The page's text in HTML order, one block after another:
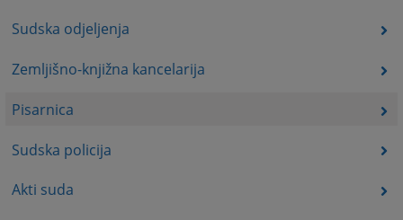
Sudska odjeljenja
Zemljišno-knjižna kancelarija
Pisarnica
Sudska policija
Akti suda